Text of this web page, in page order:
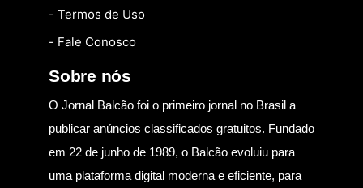
- Termos de Uso
- Fale Conosco
Sobre nós
O Jornal Balcão foi o primeiro jornal no Brasil a
publicar anúncios classificados gratuitos. Fundado
em 22 de junho de 1989, o Balcão evoluiu para
uma plataforma digital moderna e eficiente, para